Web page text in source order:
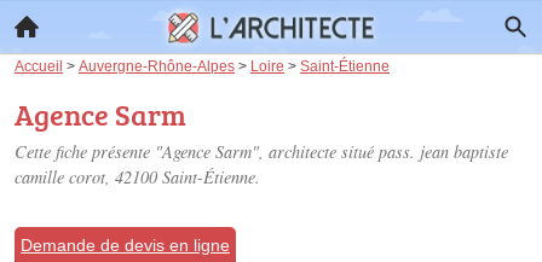
Accueil > Auvergne-Rhône-Alpes > Loire > Saint-Étienne
Agence Sarm
Cette fiche présente "Agence Sarm", architecte situé pass. jean baptiste
camille corot, 42100 Saint-Étienne.
Demande de devis en ligne